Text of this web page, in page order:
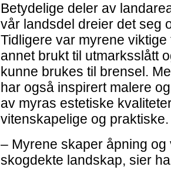
Betydelige deler av
vår landsdel dreier det seg
Tidligere var myrene
annet brukt til utmarksslått
kunne brukes til brensel.
har også inspirert malere
av myras estetiske
vitenskapelige og praktiske.
– Myrene skaper åpning og
skogdekte landskap, sier